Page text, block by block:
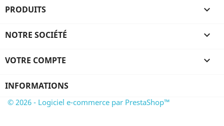
PRODUITS 
NOTRE SOCIÉTÉ 
VOTRE COMPTE 
INFORMATIONS
© 2026 - Logiciel e-commerce par PrestaShop™